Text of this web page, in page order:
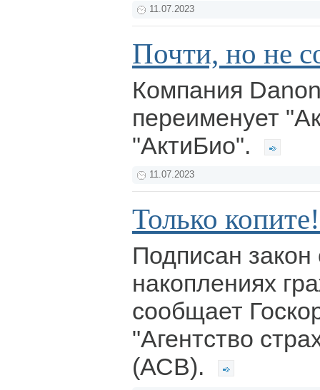
11.07.2023
Почти, но не
Компания
переименует
"АктиБио".
11.07.2023
Только копите!
Подписан
накоплениях
сообщает
"Агентство
(АСВ).